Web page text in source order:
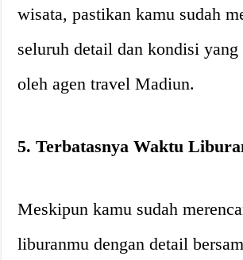
wisata, pastikan kamu sudah
seluruh detail dan kondisi
oleh agen travel Madiun.
5. Terbatasnya Waktu
Meskipun kamu sudah
liburanmu dengan detail